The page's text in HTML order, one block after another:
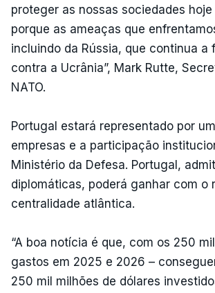
proteger as nossas sociedades
porque as ameaças que
incluindo da Rússia, que continua a
contra a Ucrânia”, Mark Rutte,
NATO.
Portugal estará representado por
empresas e a participação
Ministério da Defesa. Portugal,
diplomáticas, poderá ganhar com o
centralidade atlântica.
“A boa notícia é que, com os 250
gastos em 2025 e 2026 –
250 mil milhões de dólares